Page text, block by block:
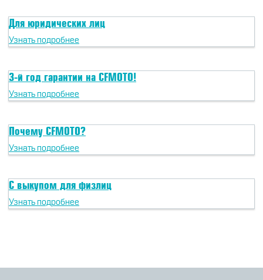
Дилеры
Найти дилера
Стать дилером
Для юридических лиц
Узнать подробнее
3-й год гарантии на CFMOTO!
Узнать подробнее
Почему CFMOTO?
Узнать подробнее
С выкупом для физлиц
Узнать подробнее